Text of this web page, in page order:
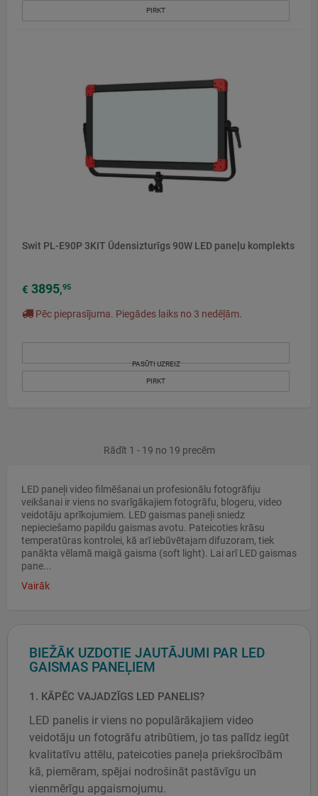
PIRKT
Swit PL-E90P 3KIT Ūdensizturīgs 90W LED paneļu komplekts
€ 3895,95
Pēc pieprasījuma. Piegādes laiks no 3 nedēļām.
PASŪTI UZREIZ
PIRKT
Rādīt 1 - 19 no 19 precēm
LED paneļi video filmēšanai un profesionālu fotogrāfiju
veikšanai ir viens no svarīgākajiem fotogrāfu, blogeru, video
veidotāju aprīkojumiem. LED gaismas paneļi sniedz
nepieciešamo papildu gaismas avotu. Pateicoties krāsu
temperatūras kontrolei, kā arī iebūvētajam difuzoram, tiek
panākta vēlamā maigā gaisma (soft light). Lai arī LED gaismas
pane...
Vairāk
BIEŽĀK UZDOTIE JAUTĀJUMI PAR LED
GAISMAS PANEĻIEM
1. KĀPĒC VAJADZĪGS LED PANELIS?
LED panelis ir viens no populārākajiem video
veidotāju un fotogrāfu atribūtiem, jo tas palīdz iegūt
kvalitatīvu attēlu, pateicoties paneļa priekšrocībām
kā, piemēram, spējai nodrošināt pastāvīgu un
vienmērīgu apgaismojumu.